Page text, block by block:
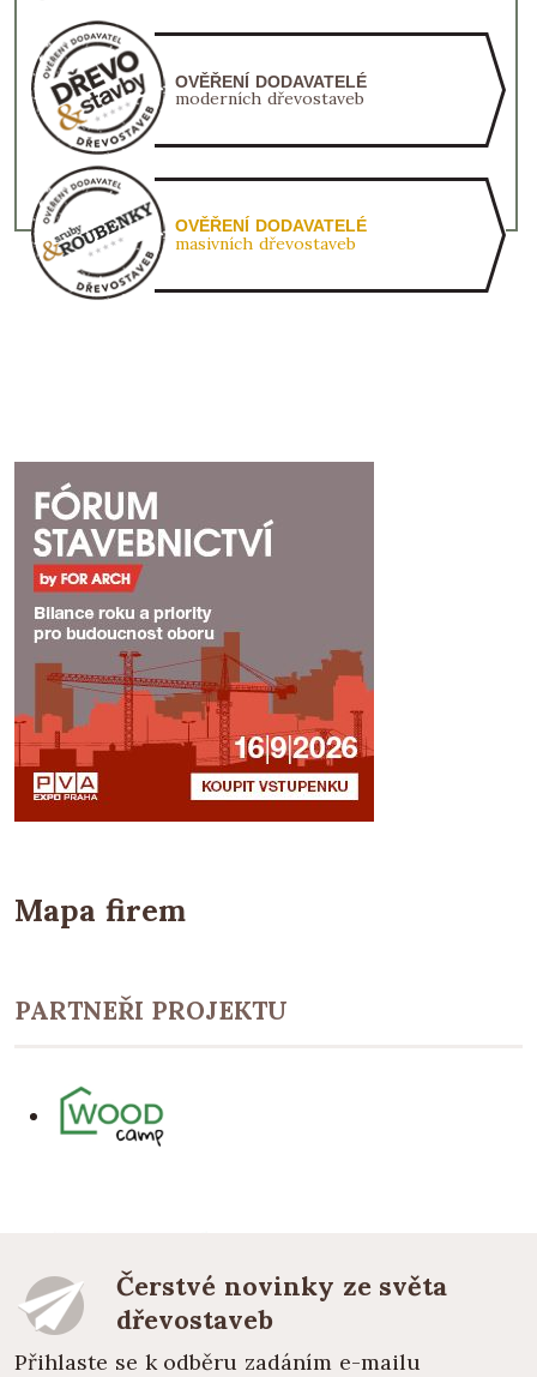
OVĚŘENÍ DODAVATELÉ
moderních dřevostaveb
OVĚŘENÍ DODAVATELÉ
masivních dřevostaveb
Mapa firem
PARTNEŘI PROJEKTU
Čerstvé novinky ze světa
dřevostaveb
Přihlaste se k odběru zadáním e-mailu